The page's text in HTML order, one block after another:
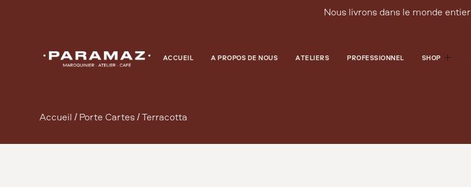
Nous livrons dans le monde entier
ACCUEIL À PROPOS DE NOUS ATELIERS PROFESSIONNEL SHOP
Accueil / Porte Cartes / Terracotta